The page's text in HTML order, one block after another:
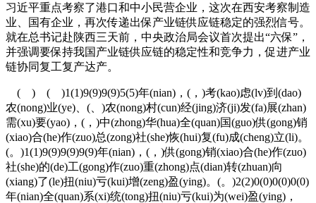
习近平重点考察了港口和中小民营企业，这次在西安考察制造
业、国有企业，再次传递出保产业链供应链稳定的强烈信号。
就在总书记赴陕西三天前，中央政治局会议首次提出“六保”，
并强调要保持我国产业链供应链的稳定性和竞争力，促进产业
链协同复工复产达产。
( ) ( )1(1)9(9)9(9)5(5)年(nian)，(，)考(kao)虑(lv)到(dao)
农(nong)业(ye)、(、)农(nong)村(cun)经(jing)济(ji)发(fa)展(zhan)
需(xu)要(yao)，(，)中(zhong)华(hua)全(quan)国(guo)供(gong)销
(xiao)合(he)作(zuo)总(zong)社(she)恢(hui)复(fu)成(cheng)立(li)。
(。)1(1)9(9)9(9)9(9)年(nian)，(，)供(gong)销(xiao)合(he)作(zuo)
社(she)的(de)工(gong)作(zuo)重(zhong)点(dian)转(zhuan)向
(xiang)了(le)扭(niu)亏(kui)增(zeng)盈(ying)。(。)2(2)0(0)0(0)0(0)
年(nian)全(quan)系(xi)统(tong)扭(niu)亏(kui)为(wei)盈(ying)，